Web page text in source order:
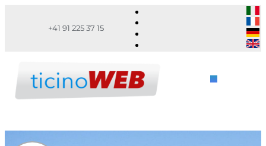
+41 91 225 37 15